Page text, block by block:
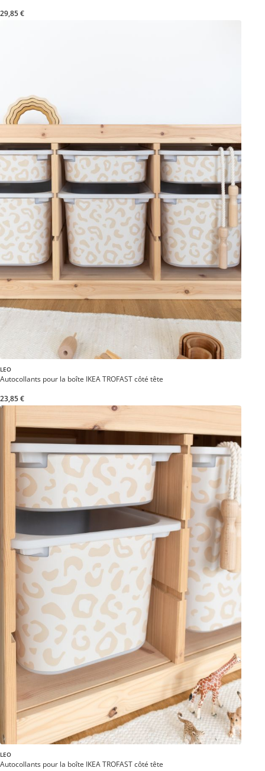
29,85 €
LEO
Autocollants pour la boîte IKEA TROFAST côté tête
23,85 €
LEO
Autocollants pour la boîte IKEA TROFAST côté tête